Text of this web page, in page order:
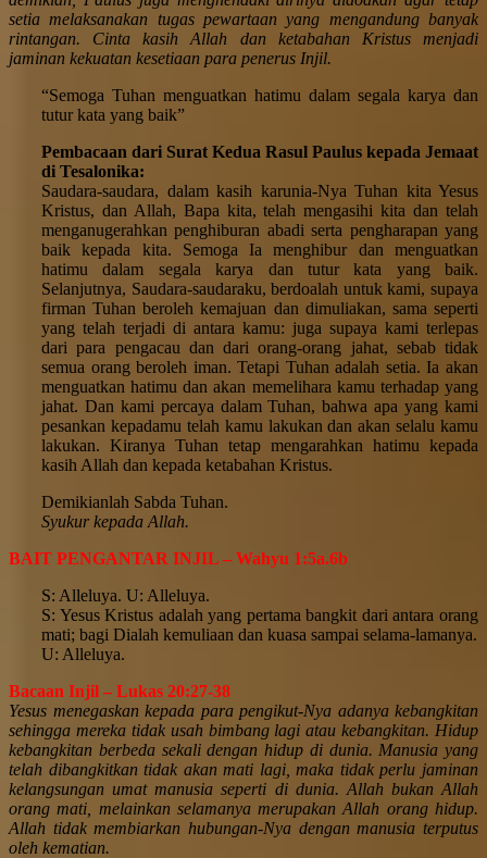
setia melaksanakan tugas pewartaan yang mengandung banyak
rintangan. Cinta kasih Allah dan ketabahan Kristus menjadi
jaminan kekuatan kesetiaan para penerus Injil.
“Semoga Tuhan menguatkan hatimu dalam segala karya dan
tutur kata yang baik”
Pembacaan dari Surat Kedua Rasul Paulus kepada Jemaat
di Tesalonika:
Saudara-saudara, dalam kasih karunia-Nya Tuhan kita Yesus
Kristus, dan Allah, Bapa kita, telah mengasihi kita dan telah
menganugerahkan penghiburan abadi serta pengharapan yang
baik kepada kita. Semoga Ia menghibur dan menguatkan
hatimu dalam segala karya dan tutur kata yang baik.
Selanjutnya, Saudara-saudaraku, berdoalah untuk kami, supaya
firman Tuhan beroleh kemajuan dan dimuliakan, sama seperti
yang telah terjadi di antara kamu: juga supaya kami terlepas
dari para pengacau dan dari orang-orang jahat, sebab tidak
semua orang beroleh iman. Tetapi Tuhan adalah setia. Ia akan
menguatkan hatimu dan akan memelihara kamu terhadap yang
jahat. Dan kami percaya dalam Tuhan, bahwa apa yang kami
pesankan kepadamu telah kamu lakukan dan akan selalu kamu
lakukan. Kiranya Tuhan tetap mengarahkan hatimu kepada
kasih Allah dan kepada ketabahan Kristus.
Demikianlah Sabda Tuhan.
Syukur kepada Allah.
BAIT PENGANTAR INJIL – Wahyu 1:5a.6b
S: Alleluya. U: Alleluya.
S: Yesus Kristus adalah yang pertama bangkit dari antara orang
mati; bagi Dialah kemuliaan dan kuasa sampai selama-lamanya.
U: Alleluya.
Bacaan Injil – Lukas 20:27-38
Yesus menegaskan kepada para pengikut-Nya adanya kebangkitan
sehingga mereka tidak usah bimbang lagi atau kebangkitan. Hidup
kebangkitan berbeda sekali dengan hidup di dunia. Manusia yang
telah dibangkitkan tidak akan mati lagi, maka tidak perlu jaminan
kelangsungan umat manusia seperti di dunia. Allah bukan Allah
orang mati, melainkan selamanya merupakan Allah orang hidup.
Allah tidak membiarkan hubungan-Nya dengan manusia terputus
oleh kematian.